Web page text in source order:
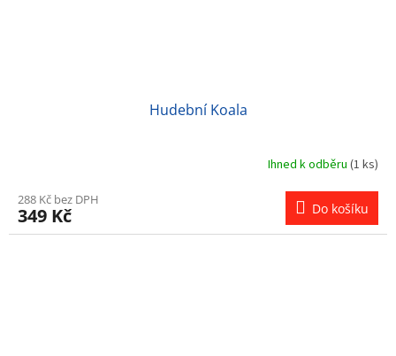
Hudební Koala
Ihned k odběru (1 ks)
288 Kč bez DPH
349 Kč Do košíku